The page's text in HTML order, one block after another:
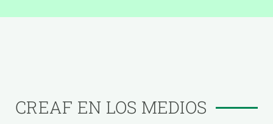
CREAF EN LOS MEDIOS